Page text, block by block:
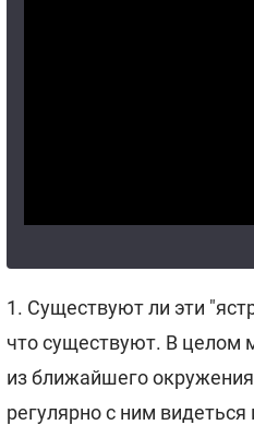
1. Существуют ли эти
что существуют. В целом
из ближайшего
регулярно с ним